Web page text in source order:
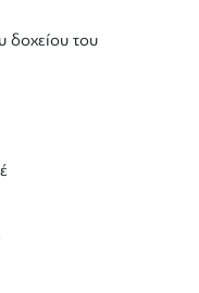
δοχείου του